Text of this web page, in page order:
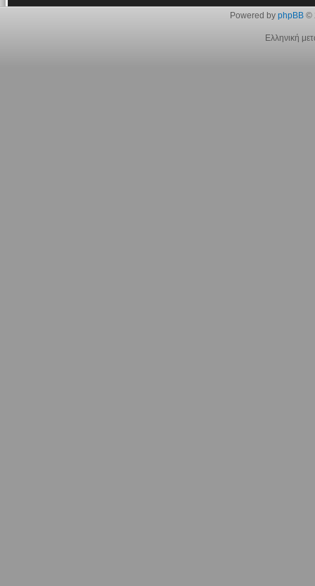
Powered by phpBB©
Ελληνική